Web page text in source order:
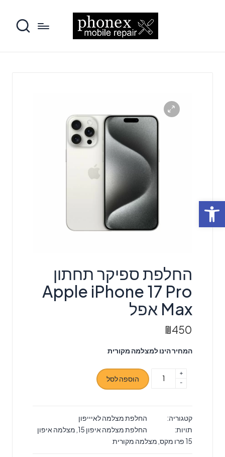
פתח סרגל נגישות
‏החלפת ספיקר תחתון
Apple iPhone 17 Pro
Max אפל
₪450
המחיר הינו למצלמה מקורית
כמות
תחתון
Apple
iPhone
-
+
הוספה לסל
קטגוריה:
החלפת מצלמה לאיייפון
תויות:
החלפת מצלמה איפון 15
מצלמה איפון
15 פרו מקס
מצלמה מקורית